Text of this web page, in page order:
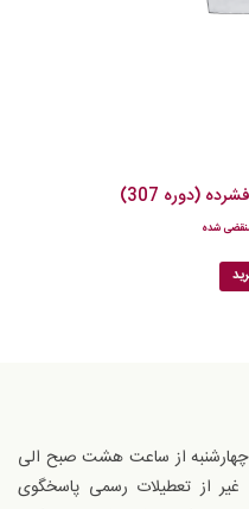
(دوره 307)
شده
چهارشنبه از ساعت هشت صبح الی
چهار عصر و پنجشنبه ها تا ساعت 13 غیر از تعطیلات رسمی پاسخگوی